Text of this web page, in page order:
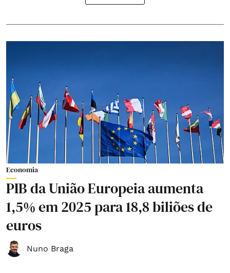
Economia
PIB da União Europeia aumenta
1,5% em 2025 para 18,8 biliões de
euros
Nuno Braga